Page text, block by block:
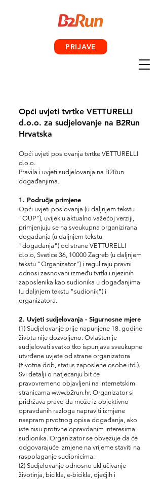
PRIJAVE
Opći uvjeti tvrtke VETTURELLI
d.o.o. za sudjelovanje na B2Run
Hrvatska
Opći uvjeti poslovanja tvrtke VETTURELLI
d.o.o.
Pravila i uvjeti sudjelovanja na B2Run
događanjima.
1. Područje primjene
Opći uvjeti poslovanja (u daljnjem tekstu
"OUP"), uvijek u aktualno važećoj verziji,
primjenjuju se na sveukupna organizirana
događanja (u daljnjem tekstu
"događanja") od strane VETTURELLI
d.o.o, Svetice 36, 10000 Zagreb (u daljnjem
tekstu "Organizator") i reguliraju pravni
odnosi zasnovani između tvrtki i njezinih
zaposlenika kao sudionika u događanjima
(u daljnjem tekstu "sudionik") i
organizatora.
2. Uvjeti sudjelovanja - Sigurnosne mjere
(1) Sudjelovanje prije napunjene 18. godine
života nije dozvoljeno. Ovlašten je
sudjelovati svatko tko ispunjava sveukupne
utvrđene uvjete od strane organizatora
(životna dob, status zaposlene osobe itd.).
Svi detalji o natjecanju bit će
pravovremeno objavljeni na internetskim
stranicama www.b2run.hr. Organizator si
pridržava pravo da može iz objektivno
opravdanih razloga napraviti izmjene
naspram prvotnog opisa događanja, ako
iste nisu protivne opravdanim interesima
sudionika. Organizator se obvezuje da će
odgovarajuće izmjene na vrijeme staviti na
raspolaganje sudionicima.
(2) Sudjelovanje odnosno uključivanje
životinja, bicikla, e-bicikla, dječjih i